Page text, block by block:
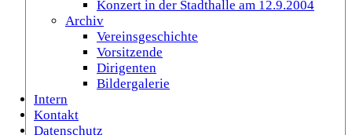
Konzert in der Stadthalle am 12.9.2004
Archiv
Vereinsgeschichte
Vorsitzende
Dirigenten
Bildergalerie
Intern
Kontakt
Datenschutz